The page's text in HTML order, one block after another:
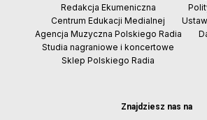
Znajdziesz nas na
Redakcja Ekumeniczna
Centrum Edukacji Medialnej
Agencja Muzyczna Polskiego Radia
Studia nagraniowe i koncertowe
Sklep Polskiego Radia